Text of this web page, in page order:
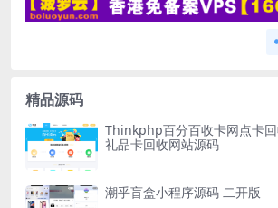
精品源码
Thinkphp百分百收卡网点卡
礼品卡回收网站源码
潮乎盲盒小程序源码 二开版